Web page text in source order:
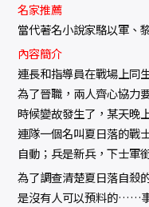
名家推薦
當代著名小說家駱以軍、
內容簡介
連長和指導員在戰場上同
為了晉職，兩人齊心協力
時候變故發生了，某天晚
連隊一個名叫夏日落的戰
自動；兵是新兵，下士軍
為了調查清楚夏日落自殺
是沒有人可以預料的……